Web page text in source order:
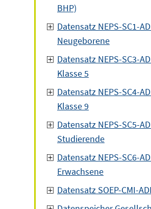
BHP)
Datensatz NEPS-SC1-
Neugeborene
Datensatz NEPS-SC3-
Klasse 5
Datensatz NEPS-SC4-
Klasse 9
Datensatz NEPS-SC5-
Studierende
Datensatz NEPS-SC6-
Erwachsene
Datensatz SOEP-CMI-